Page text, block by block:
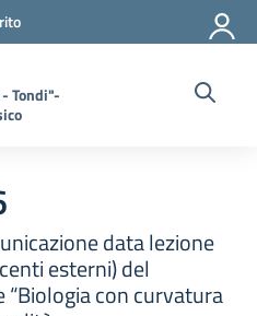
Tondi"-
data lezione
esterni) del
con curvatura